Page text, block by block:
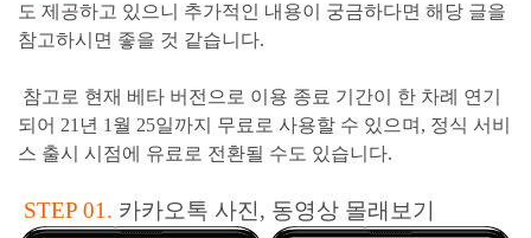
도 제공하고 있으니 추가적인
내용이 궁금하다면 해당 글을
참고하시면 좋을 것 같습니다.
참고로 현재 베타 버전으로 이용 종료 기간이 한 차례 연기
되어 21년 1월 25일까지 무료로 사용할 수 있으며, 정식 서비
스 출시 시점에 유료로 전환될 수도 있습니다.
STEP 01. 카카오톡 사진, 동영상 몰래보기